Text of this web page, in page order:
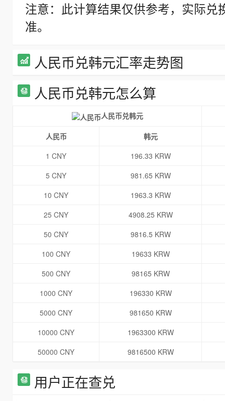
注意：此计算结果仅供参考，实际
准。
人民币兑韩元汇率走势图
人民币兑韩元怎么算
人民币兑韩元
人民币
韩元
1 CNY
196.33 KRW
5 CNY
981.65 KRW
10 CNY
1963.3 KRW
25 CNY
4908.25 KRW
50 CNY
9816.5 KRW
100 CNY
19633 KRW
500 CNY
98165 KRW
1000 CNY
196330 KRW
5000 CNY
981650 KRW
10000 CNY
1963300 KRW
50000 CNY
9816500 KRW
用户正在查兑